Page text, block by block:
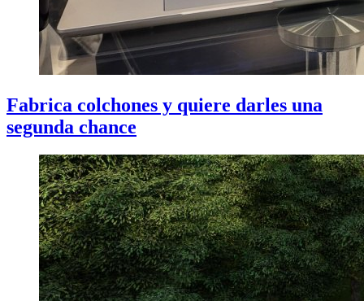
Fabrica colchones y quiere darles una
segunda chance